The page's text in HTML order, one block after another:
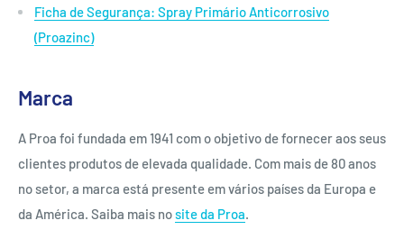
Ficha de Segurança: Spray Primário Anticorrosivo
(Proazinc)
Marca
A Proa foi fundada em 1941 com o objetivo de fornecer aos seus
clientes produtos de elevada qualidade. Com mais de 80 anos
no setor, a marca está presente em vários países da Europa e
da América. Saiba mais nosite da Proa.